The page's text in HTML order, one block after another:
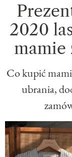
2020
mamie
Co kupić
ubrania,